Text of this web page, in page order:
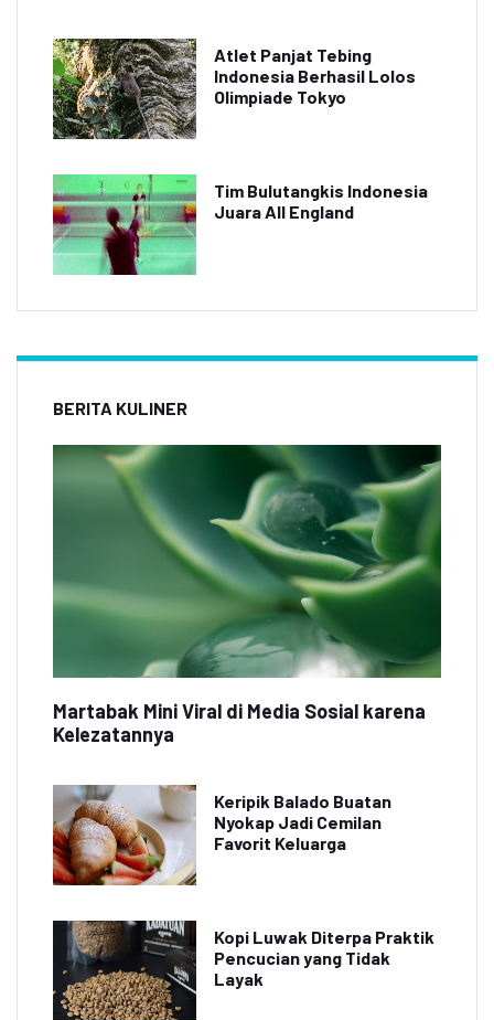
Atlet Panjat Tebing
Indonesia Berhasil Lolos
Olimpiade Tokyo
Tim Bulutangkis Indonesia
Juara All England
BERITA KULINER
Martabak Mini Viral di Media Sosial karena
Kelezatannya
Keripik Balado Buatan
Nyokap Jadi Cemilan
Favorit Keluarga
Kopi Luwak Diterpa Praktik
Pencucian yang Tidak
Layak